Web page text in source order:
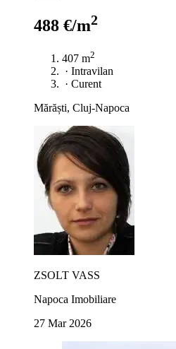
488 €/m2
407 m2
· Intravilan
· Curent
Mărăști, Cluj-Napoca
ZSOLT VASS
Napoca Imobiliare
27 Mar 2026